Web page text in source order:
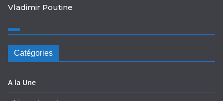
Vladimir Poutine
Catégories
A la Une